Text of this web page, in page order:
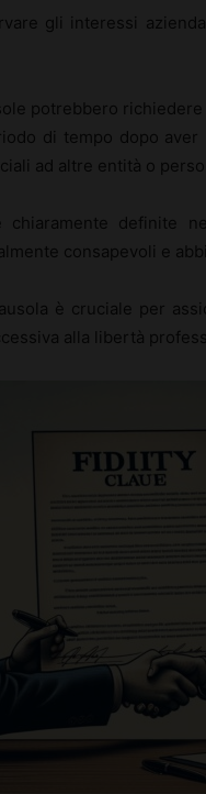
gli interessi
potrebbero
di tempo dopo
ad altre entità o
chiaramente definite
consapevoli e
è cruciale per
alla libertà